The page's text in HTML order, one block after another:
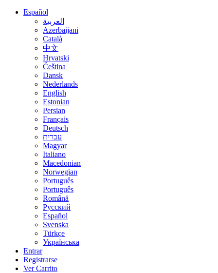
Español
العربية
Azerbaijani
Català
中文
Hrvatski
Čeština
Dansk
Nederlands
English
Estonian
Persian
Français
Deutsch
עברית
Magyar
Italiano
Macedonian
Norwegian
Português
Português
Română
Русский
Español
Svenska
Türkçe
Українська
Entrar
Registrarse
Ver Carrito